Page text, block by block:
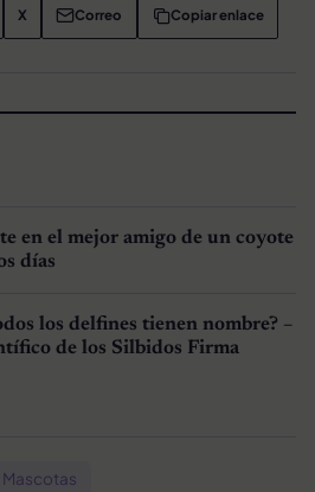
X Correo Copiar enlace
en el mejor amigo de un coyote
días
los delfines tienen nombre? –
de los Silbidos Firma
Mascotas